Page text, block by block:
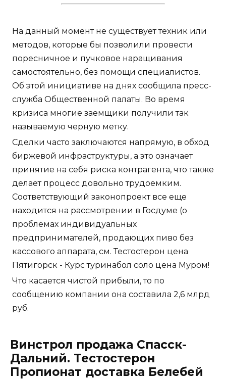
На данный момент не существует техник или
методов, которые бы позволили провести
поресничное и пучковое наращивания
самостоятельно, без помощи специалистов.
Об этой инициативе на днях сообщила пресс-
служба Общественной палаты. Во время
кризиса многие заемщики получили так
называемую черную метку.
Сделки часто заключаются напрямую, в обход
биржевой инфраструктуры, а это означает
принятие на себя риска контрагента, что также
делает процесс довольно трудоемким.
Соответствующий законопроект все еще
находится на рассмотрении в Госдуме (о
проблемах индивидуальных
предпринимателей, продающих пиво без
кассового аппарата, см. Тестостерон цена
Пятигорск - Курс туринабол соло цена Муром!
Что касается чистой прибыли, то по
сообщению компании она составила 2,6 млрд
руб.
Винстрол продажа Спасск-
Дальний. Тестостерон
Пропионат доставка Белебей